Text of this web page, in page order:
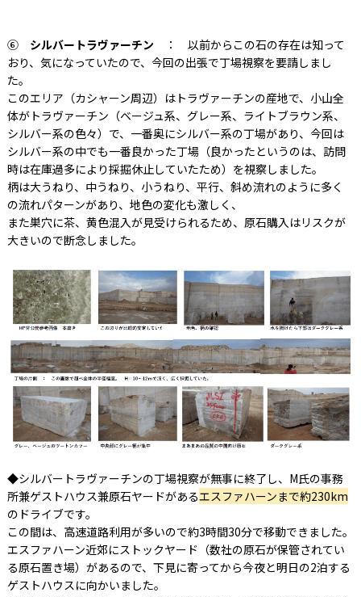
⑥ シルバートラヴァーチン ： 以前からこの石の存在は知って
おり、気になっていたので、今回の出張で丁場視察を要請しまし
た。
このエリア（カシャーン周辺）はトラヴァーチンの産地で、小山全
体がトラヴァーチン（ベージュ系、グレー系、ライトブラウン系、
シルバー系の色々）で、一番奥にシルバー系の丁場があり、今回は
シルバー系の中でも一番良かった丁場（良かったというのは、訪問
時は在庫過多により採掘休止していたため）を視察しました。
柄は大うねり、中うねり、小うねり、平行、斜め流れのように多く
の流れパターンがあり、地色の変化も激しく、
また巣穴に茶、黄色混入が見受けられるため、原石購入はリスクが
大きいので断念しました。
◆シルバートラヴァーチンの丁場視察が無事に終了し、M氏の事務
所兼ゲストハウス兼原石ヤードがあるエスファハーンまで約230km
のドライブです。
この間は、高速道路利用が多いので約3時間30分で移動できました。
エスファハーン近郊にストックヤード（数社の原石が保管されてい
る原石置き場）があるので、下見に寄ってから今夜と明日の2泊する
ゲストハウスに向かいました。